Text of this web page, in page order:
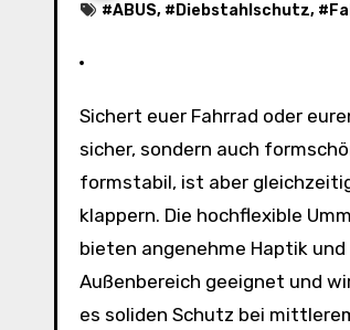
#ABUS, # Diebstahlschutz, #
Sichert euer Fahrrad oder euren Scooter mit dem ABUS Kettenschloss Goose Lock. Das Schloss ist nicht nur
sicher, sondern auch
formstabil, ist aber
klappern. Die hochflexible
bieten angenehme Haptik
Außenbereich geeignet und
es soliden Schutz bei